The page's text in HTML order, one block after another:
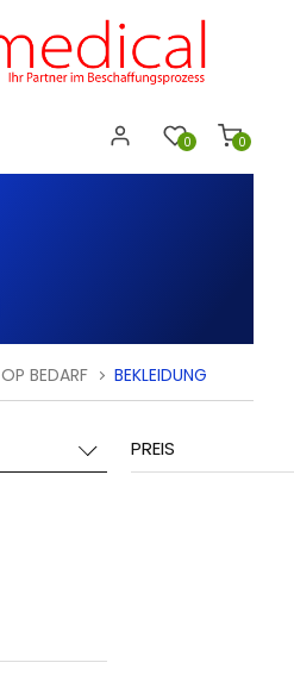
0
0
OP BEDARF BEKLEIDUNG
PREIS